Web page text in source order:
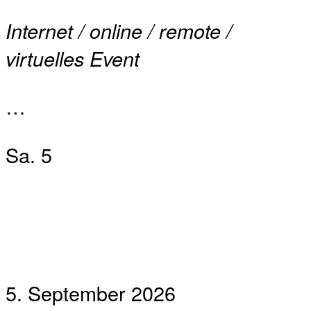
Internet / online / remote /
virtuelles Event
…
Sa. 5
5. September 2026